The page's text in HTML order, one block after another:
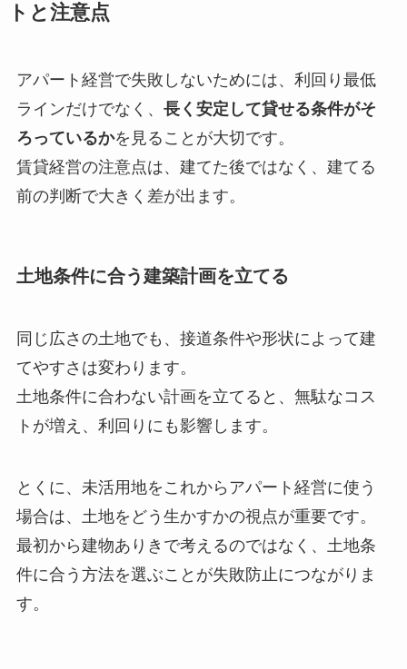
トと注意点
アパート経営で失敗しないためには、利回り最低
ラインだけでなく、 長く安定して貸せる条件がそ
ろっているかを見ることが大切です。
賃貸経営の注意点は、建てた後ではなく、建てる
前の判断で大きく差が出ます。
土地条件に合う建築計画を立てる
同じ広さの土地でも、接道条件や形状によって建
てやすさは変わります。
土地条件に合わない計画を立てると、無駄なコス
トが増え、利回りにも影響します。
とくに、未活用地をこれからアパート経営に使う
場合は、土地をどう生かすかの視点が重要です。
最初から建物ありきで考えるのではなく、土地条
件に合う方法を選ぶことが失敗防止につながりま
す。